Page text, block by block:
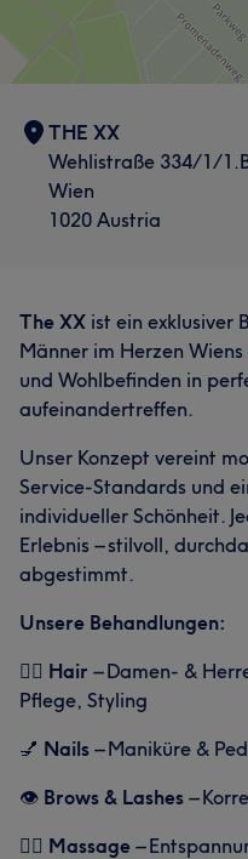
THE XX
Wehlistraße 334/1/
Wien
1020 Austria
The XX ist ein exklusiver
Männer im Herzen
und Wohlbefinden in
aufeinandertreffen.
Unser Konzept vereint
Service-Standards und
individueller Schönheit.
Erlebnis – stilvoll,
abgestimmt.
Unsere Behandlungen:
💇‍♀️ Hair – Damen- &
Pflege, Styling
💅 Nails – Maniküre &
👁️ Brows & Lashes –
💆‍♀️ Massage –